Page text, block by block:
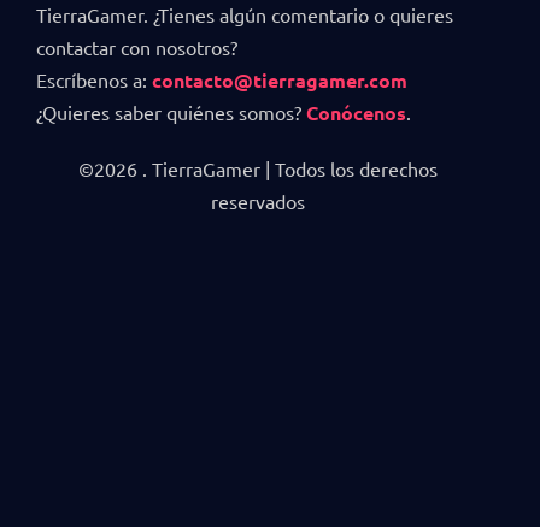
TierraGamer. ¿Tienes algún comentario o quieres
contactar con nosotros?
Escríbenos a: contacto@tierragamer.com
¿Quieres saber quiénes somos? Conócenos
©2026 . TierraGamer | Todos los derechos
reservados